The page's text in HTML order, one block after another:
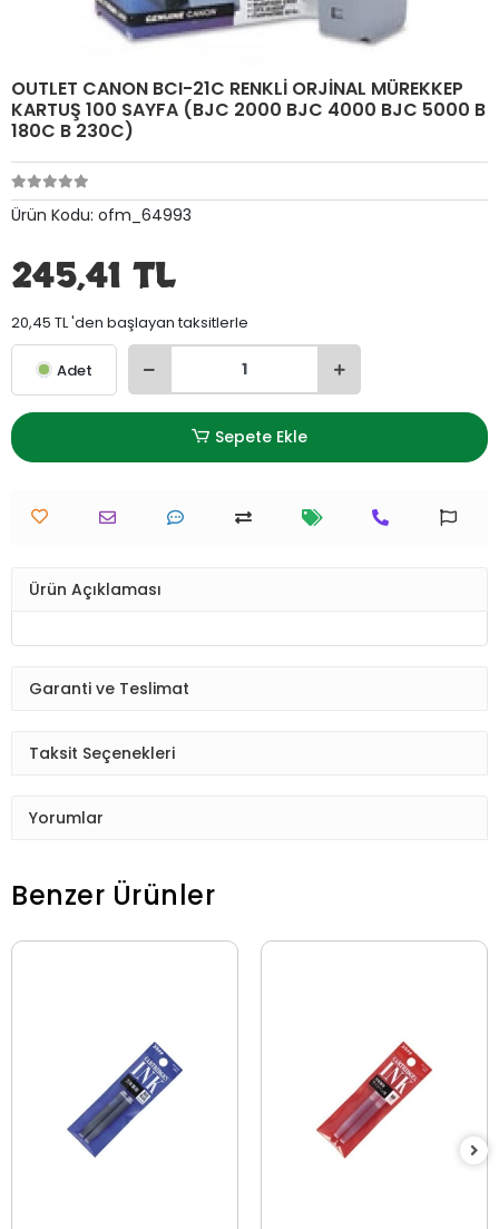
OUTLET CANON BCI-21C RENKLİ ORJİNAL MÜREKKEP
KARTUŞ 100 SAYFA (BJC 2000 BJC 4000 BJC 5000 B
180C B 230C)
Ürün Kodu: ofm_64993
245,41 TL
20,45 TL 'den başlayan taksitlerle
Adet
Sepete Ekle
Ürün Açıklaması
Garanti ve Teslimat
Taksit Seçenekleri
Yorumlar
Benzer Ürünler